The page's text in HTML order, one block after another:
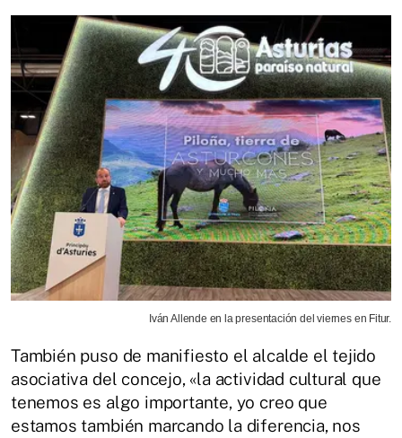
Iván Allende en la presentación del viernes en Fitur.
También puso de manifiesto el alcalde el tejido
asociativa del concejo, «la actividad cultural que
tenemos es algo importante, yo creo que
estamos también marcando la diferencia, nos